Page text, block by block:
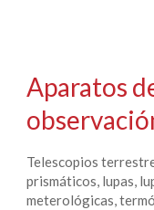
Aparatos
Telescopios
prismáticos, lupas,
meterológicas,